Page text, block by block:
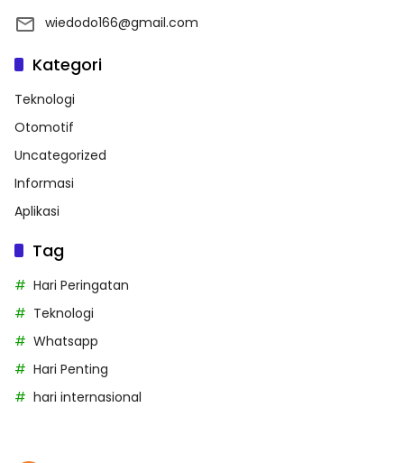
wiedodo166@gmail.com
Kategori
Teknologi
Otomotif
Uncategorized
Informasi
Aplikasi
Tag
Hari Peringatan
Teknologi
Whatsapp
Hari Penting
hari internasional